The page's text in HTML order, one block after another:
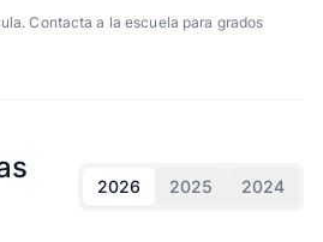
Contacta a la escuela para grados
2026 2025 2024